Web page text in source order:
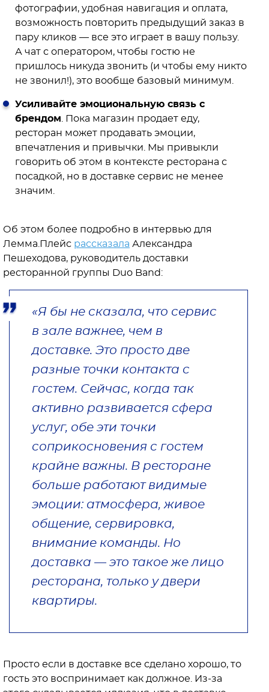
фотографии, удобная навигация и оплата,
возможность повторить предыдущий заказ в
пару кликов — все это играет в вашу пользу.
А чат с оператором, чтобы гостю не
пришлось никуда звонить (и чтобы ему никто
не звонил!), это вообще базовый минимум.
Усиливайте эмоциональную связь с
брендом . Пока магазин продает еду,
ресторан может продавать эмоции,
впечатления и привычки. Мы привыкли
говорить об этом в контексте ресторана с
посадкой, но в доставке сервис не менее
значим.
Об этом более подробно в интервью для
Лемма.Плейс рассказала Александра
Пешеходова, руководитель доставки
ресторанной группы Duo Band:
«Я бы не сказала, что сервис
в зале важнее, чем в
доставке. Это просто две
разные точки контакта с
гостем. Сейчас, когда так
активно развивается сфера
услуг, обе эти точки
соприкосновения с гостем
крайне важны. В ресторане
больше работают видимые
эмоции: атмосфера, живое
общение, сервировка,
внимание команды. Но
доставка — это такое же лицо
ресторана, только у двери
квартиры.
Просто если в доставке все сделано хорошо, то
гость это воспринимает как должное. Из-за